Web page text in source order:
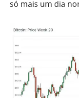
só mais um dia